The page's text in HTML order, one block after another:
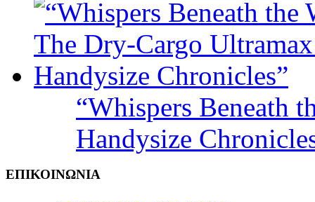
“Whispers Beneath
Handysize
ΕΠΙΚΟΙΝΩΝΙΑ